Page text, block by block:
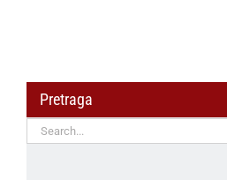
Pretraga
Search
for: